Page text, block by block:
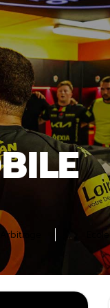
Arbitrage